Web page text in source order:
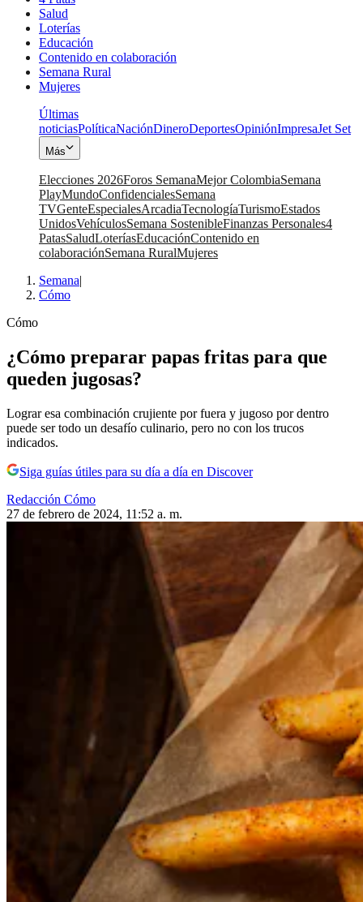
Salud
Loterías
Educación
Contenido en colaboración
Semana Rural
Mujeres
Últimas
noticiasPolíticaNaciónDineroDeportesOpiniónImpresaJet Set
Más
Elecciones 2026Foros SemanaMejor ColombiaSemana
PlayMundoConfidencialesSemana
TVGenteEspecialesArcadiaTecnologíaTurismoEstados
UnidosVehículosSemana SostenibleFinanzas Personales4
PatasSaludLoteríasEducaciónContenido en
colaboraciónSemana RuralMujeres
Semana|
Cómo
Cómo
¿Cómo preparar papas fritas para que
queden jugosas?
Lograr esa combinación crujiente por fuera y jugoso por dentro
puede ser todo un desafío culinario, pero no con los trucos
indicados.
Siga guías útiles para su día a día en Discover
Redacción Cómo
27 de febrero de 2024, 11:52 a. m.